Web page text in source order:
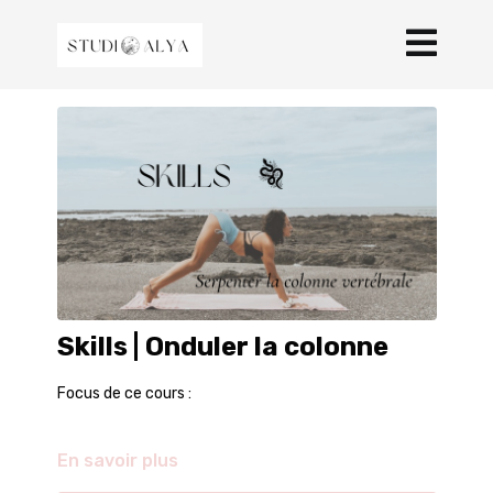
Skills | Onduler la colonne
Focus de ce cours :
Ondulations dorsales
En savoir plus